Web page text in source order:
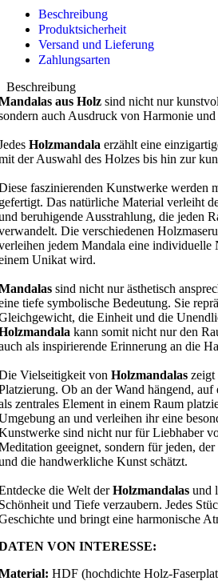
Beschreibung
Produktsicherheit
Versand und Lieferung
Zahlungsarten
Beschreibung
aus Holz sind nicht nur
auch Ausdruck von Harmonie
Holzmandala erzählt eine
der Auswahl des Holzes bis hin zur
faszinierenden Kunstwerke werden
Das natürliche Material verleiht
beruhigende Ausstrahlung, die jeden
Die verschiedenen
jedem Mandala eine individuelle
Unikat wird.
sind nicht nur ästhetisch
tiefe symbolische Bedeutung. Sie
die Einheit und die
kann somit nicht nur den
als inspirierende Erinnerung an die
Vielseitigkeit von Holzmandalas zeigt
Ob an der Wand hängend, auf
zentrales Element in einem Raum
an und verleihen ihr eine
sind nicht nur für Liebhaber
geeignet, sondern für jeden,
die handwerkliche Kunst schätzt.
die Welt derHolzmandalas und
und Tiefe verzaubern. Jedes
und bringt eine harmonische
VON INTERESSE:
HDF (hochdichte Holz-